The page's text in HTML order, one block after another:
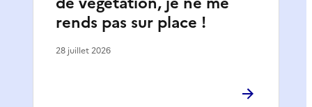
rends pas sur place !
28 juillet 2026